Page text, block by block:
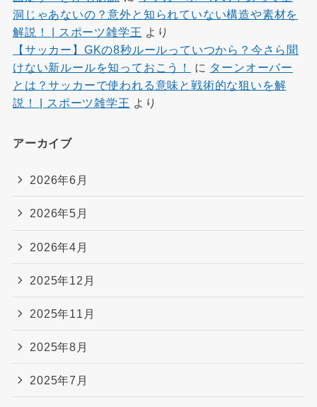
洞じゃあないの？意外と知られていない構造や素材を
解説！ | スポーツ雑学王 より
【サッカー】GKの8秒ルールっていつから？今さら聞
けない新ルールを知っておこう！
に ターンオーバー
とは？サッカーで使われる意味と戦術的な狙いを解
説！ | スポーツ雑学王 より
アーカイブ
2026年6月
2026年5月
2026年4月
2025年12月
2025年11月
2025年8月
2025年7月